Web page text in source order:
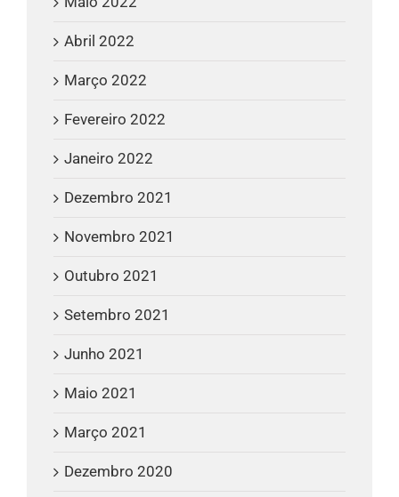
Abril 2022
Março 2022
Fevereiro 2022
Janeiro 2022
Dezembro 2021
Novembro 2021
Outubro 2021
Setembro 2021
Junho 2021
Maio 2021
Março 2021
Dezembro 2020